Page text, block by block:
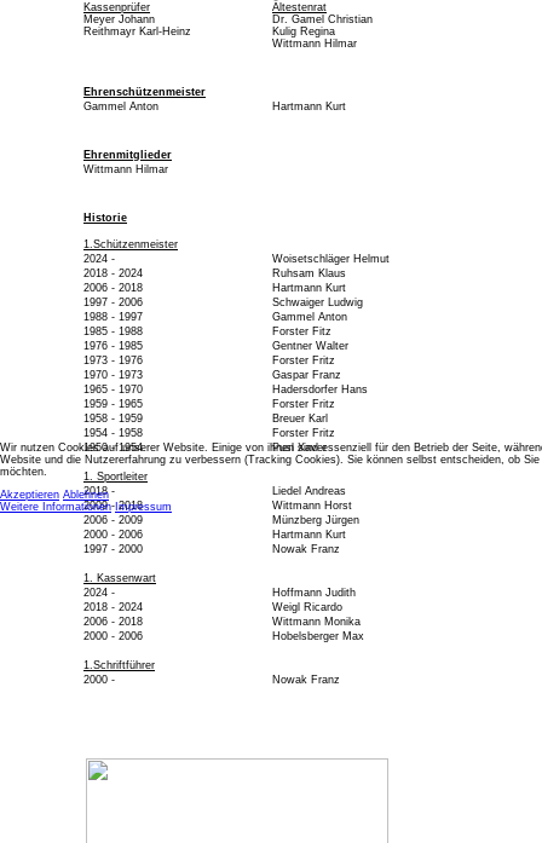
Kassenprüfer
Meyer Johann
Reithmayr Karl-Heinz
Ältestenrat
Dr. Gamel Christian
Kulig Regina
Wittmann Hilmar
Ehrenschützenmeister
Gammel Anton
Hartmann Kurt
Ehrenmitglieder
Wittmann Hilmar
Historie
1.Schützenmeister
2024 -
Woisetschläger Helmut
2018 - 2024
Ruhsam Klaus
2006 - 2018
Hartmann Kurt
1997 - 2006
Schwaiger Ludwig
1988 - 1997
Gammel Anton
1985 - 1988
Forster Fitz
1976 - 1985
Gentner Walter
1973 - 1976
Forster Fritz
1970 - 1973
Gaspar Franz
1965 - 1970
Hadersdorfer Hans
1959 - 1965
Forster Fritz
1958 - 1959
Breuer Karl
1954 - 1958
Forster Fritz
1950 - 1954
Pusl Xaver
1. Sportleiter
2018 -
Liedel Andreas
2009 - 2018
Wittmann Horst
2006 - 2009
Münzberg Jürgen
2000 - 2006
Hartmann Kurt
1997 - 2000
Nowak Franz
1. Kassenwart
2024 -
Hoffmann Judith
2018 - 2024
Weigl Ricardo
2006 - 2018
Wittmann Monika
2000 - 2006
Hobelsberger Max
1.Schriftführer
2000 -
Nowak Franz
Wir nutzen Cookies auf unserer Website. Einige von ihnen sind essenziell für den Betrieb der Seite,
Website und die Nutzererfahrung zu verbessern (Tracking Cookies). Sie können selbst entscheiden, ob
möchten.
Akzeptieren Ablehnen
Weitere Informationen Impressum